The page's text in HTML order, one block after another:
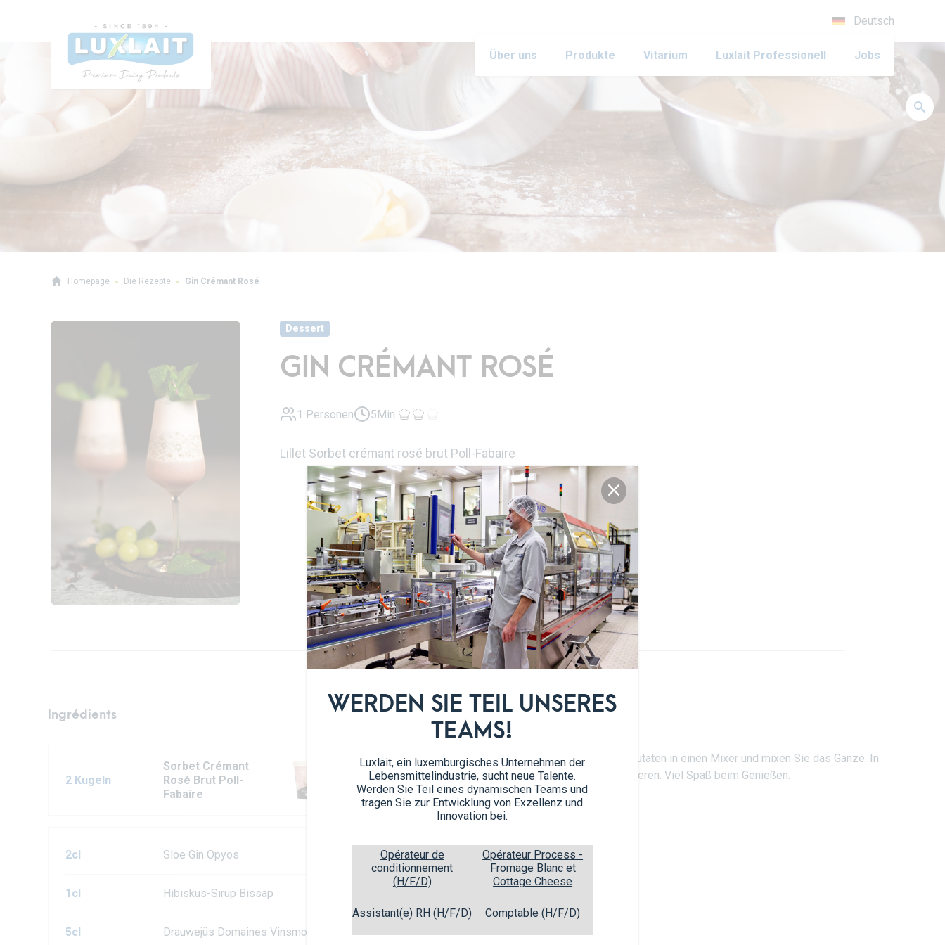
Deutsch
Über uns Produkte Vitarium Luxlait Pro­fes­si­o­nell Jobs
WERDEN SIE TEIL UNSERES
TEAMS!
Luxlait, ein luxemburgisches Unternehmen der
Lebensmittelindustrie, sucht neue Talente.
Werden Sie Teil eines dynamischen Teams und
tragen Sie zur Entwicklung von Exzellenz und
Innovation bei.
Opérateur de
conditionnement
(H/F/D)
Opérateur Process -
Fromage Blanc et
Cottage Cheese
Assistant(e) RH (H/F/D) Comptable (H/F/D)
Homepage Die Rezepte Gin Crémant Rosé
Dessert
GIN CRÉMANT ROSÉ
1 Personen 5Min.
Lillet Sorbet crémant rosé brut Poll-Fabaire
Ingrédients
2 Kugeln
Sorbet Crémant
Rosé Brut Poll-
Fabaire
2cl Sloe Gin Opyos
1cl Hibiskus-Sirup Bissap
5cl Drauwejüs Domaines Vinsmoselle
Zubereitung
1
Geben Sie die verschiedenen Zutaten in einen Mixer und mixen Sie das Ganze. In
einem Glas mit Eiswürfeln servieren. Viel Spaß beim Genießen.